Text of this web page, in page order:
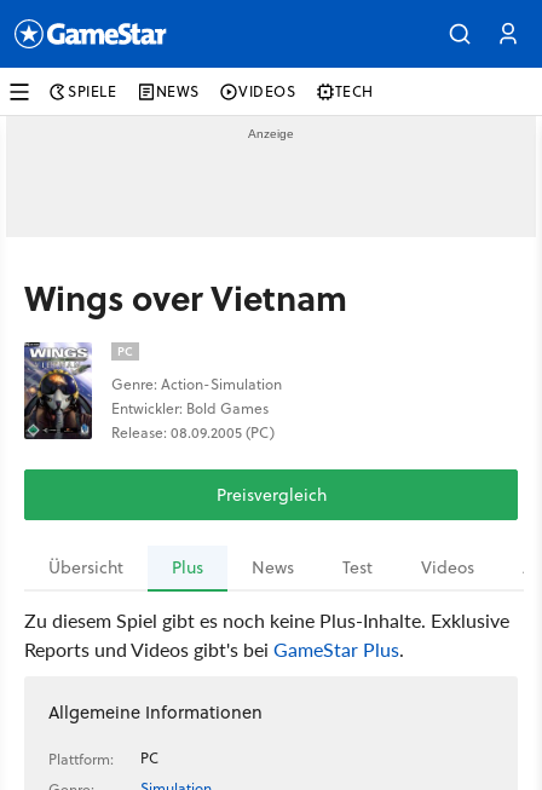
SPIELE NEWS VIDEOS TECH
Wings over Vietnam
PC
Genre: Action-Simulation
Entwickler: Bold Games
Release: 08.09.2005 (PC)
Preisvergleich
Übersicht Plus News Test Videos
Zu diesem Spiel gibt es noch keine Plus-Inhalte. Exklusive
Reports und Videos gibt's bei GameStar Plus.
Allgemeine Informationen
Plattform:
PC